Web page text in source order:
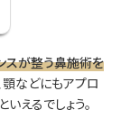
スが整う鼻施術を
顎などにもアプロ
えるでしょう。